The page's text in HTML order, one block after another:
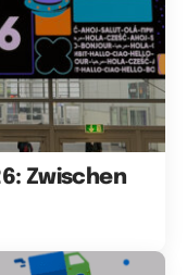
Zwischen